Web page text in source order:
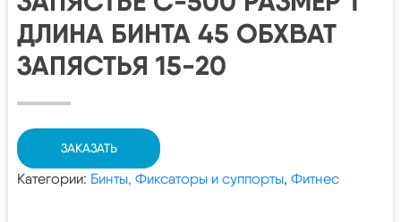
ДЛИНА БИНТА 45 ОБХВАТ
ЗАПЯСТЬЯ 15-20
ЗАКАЗАТЬ
Категории: Бинты, Фиксаторы и суппорты, Фитнес